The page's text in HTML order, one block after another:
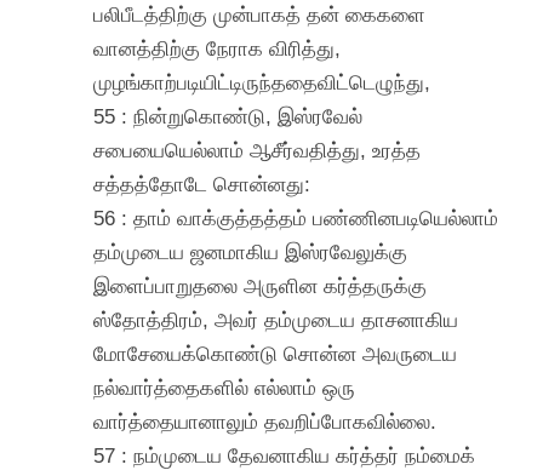
பலிபீடத்திற்கு முன்பாகத் தன் கைகளை
வானத்திற்கு நேராக விரித்து,
முழங்காற்படியிட்டிருந்ததைவிட்டெழுந்து,
55 : நின்றுகொண்டு, இஸ்ரவேல்
சபையையெல்லாம் ஆசீர்வதித்து, உரத்த
சத்தத்தோடே சொன்னது:
56 : தாம் வாக்குத்தத்தம் பண்ணினபடியெல்லாம்
தம்முடைய ஜனமாகிய இஸ்ரவேலுக்கு
இளைப்பாறுதலை அருளின கர்த்தருக்கு
ஸ்தோத்திரம், அவர் தம்முடைய தாசனாகிய
மோசேயைக்கொண்டு சொன்ன அவருடைய
நல்வார்த்தைகளில் எல்லாம் ஒரு
வார்த்தையானாலும் தவறிப்போகவில்லை.
57 : நம்முடைய தேவனாகிய கர்த்தர் நம்மைக்